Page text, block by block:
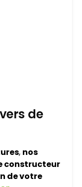
de
, nos
constructeur
de votre